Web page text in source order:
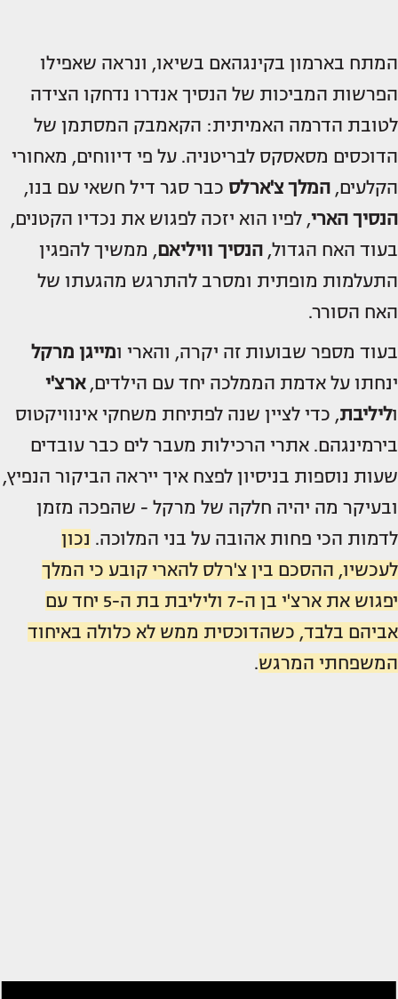
המתח בארמון בקינגהאם בשיאו, ונראה שאפילו
הפרשות המביכות של הנסיך אנדרו נדחקו הצידה
לטובת הדרמה האמיתית: הקאמבק המסתמן של
הדוכסים מסאסקס לבריטניה. על פי דיווחים, מאחורי
הקלעים, המלך צ'ארלס כבר סגר דיל חשאי עם בנו,
הנסיך הארי, לפיו הוא יזכה לפגוש את נכדיו הקטנים,
בעוד האח הגדול, הנסיך וויליאם, ממשיך להפגין
התעלמות מופתית ומסרב להתרגש מהגעתו של
האח הסורר.
בעוד מספר שבועות זה יקרה, והארי ומייגן מרקל
ינחתו על אדמת הממלכה יחד עם הילדים,ארצ'י
וליליבת, כדי לציין שנה לפתיחת משחקי אינוויקטוס
בירמינגהם. אתרי הרכילות מעבר לים כבר עובדים
שעות נוספות בניסיון לפצח איך ייראה הביקור הנפיץ,
ובעיקר מה יהיה חלקה של מרקל - שהפכה מזמן
לדמות הכי פחות אהובה על בני המלוכה. נכון
לעכשיו, ההסכם בין צ'רלס להארי קובע כי המלך
יפגוש את ארצ'י בן ה-7 וליליבת בת ה-5 יחד עם
אביהם בלבד, כשהדוכסית ממש לא כלולה באיחוד
המשפחתי המרגש.